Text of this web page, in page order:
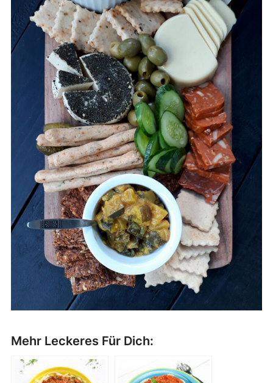
Mehr Leckeres Für Dich: